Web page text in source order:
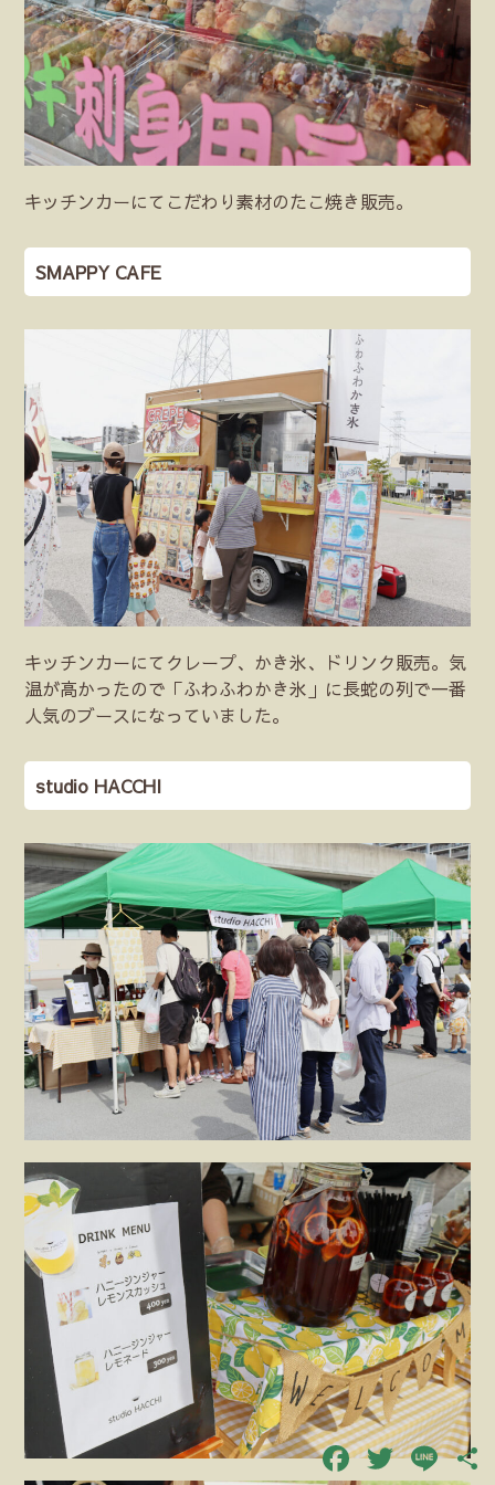
キッチンカーにてこだわり素材のたこ焼き販売。
SMAPPY CAFE
キッチンカーにてクレープ、かき氷、ドリンク販売。気
温が高かったので「ふわふわかき氷」に長蛇の列で一番
人気のブースになっていました。
studio HACCHI
Facebook
TwitterLine